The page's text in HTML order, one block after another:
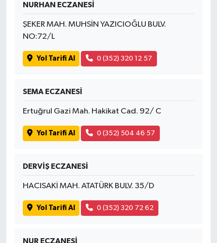
NURHAN ECZANESİ
ŞEKER MAH. MUHSİN YAZICIOĞLU BULV.
NO:72/L
Yol Tarifi Al 0 (352) 320 12 57
SEMA ECZANESİ
Ertuğrul Gazi Mah. Hakikat Cad. 92/ C
Yol Tarifi Al 0 (352) 504 46 57
DERVİŞ ECZANESİ
HACISAKİ MAH. ATATÜRK BULV. 35/D
Yol Tarifi Al 0 (352) 320 72 62
NUR ECZANESİ